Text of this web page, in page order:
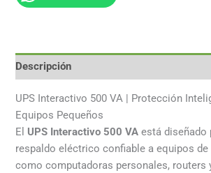
Descripción
UPS Interactivo 500 VA | Protección
Equipos Pequeños
El UPS Interactivo 500 VA está diseñado
respaldo eléctrico confiable a equipos
como computadoras personales, routers